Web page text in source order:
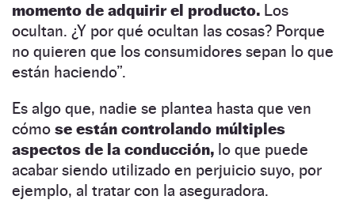
momento de adquirir el producto. Los
ocultan. ¿Y por qué ocultan las cosas? Porque
no quieren que los consumidores sepan lo que
están haciendo”.
Es algo que, nadie se plantea hasta que ven
cómo se están controlando múltiples
aspectos de la conducción, lo que puede
acabar siendo utilizado en perjuicio suyo, por
ejemplo, al tratar con la aseguradora.